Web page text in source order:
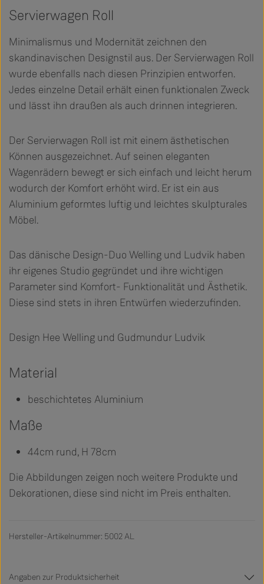
Servierwagen Roll
Minimalismus und Modernität zeichnen den
skandinavischen Designstil aus. Der Servierwagen Roll
wurde ebenfalls nach diesen Prinzipien entworfen.
Jedes einzelne Detail erhält einen funktionalen Zweck
und lässt ihn draußen als auch drinnen integrieren.
Der Servierwagen Roll ist mit einem ästhetischen
Können ausgezeichnet. Auf seinen eleganten
Wagenrädern bewegt er sich einfach und leicht herum
wodurch der Komfort erhöht wird. Er ist ein aus
Aluminium geformtes luftig und leichtes skulpturales
Möbel.
Das dänische Design-Duo Welling und Ludvik haben
ihr eigenes Studio gegründet und ihre wichtigen
Parameter sind Komfort- Funktionalität und Ästhetik.
Diese sind stets in ihren Entwürfen wiederzufinden.
Design Hee Welling und Gudmundur Ludvik
Material
beschichtetes Aluminium
Maße
44cm rund, H 78cm
Die Abbildungen zeigen noch weitere Produkte und
Dekorationen, diese sind nicht im Preis enthalten.
Hersteller-Artikelnummer: 5002 AL
Angaben zur Produktsicherheit